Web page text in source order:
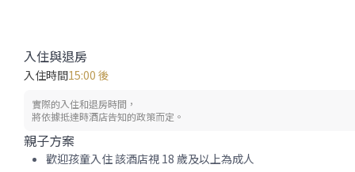
入住與退房
入住時間15:00 後
實際的入住和退房時間，
將依據抵達時酒店告知的政策而定。
親子方案
歡迎孩童入住 該酒店視 18 歲及以上為成人